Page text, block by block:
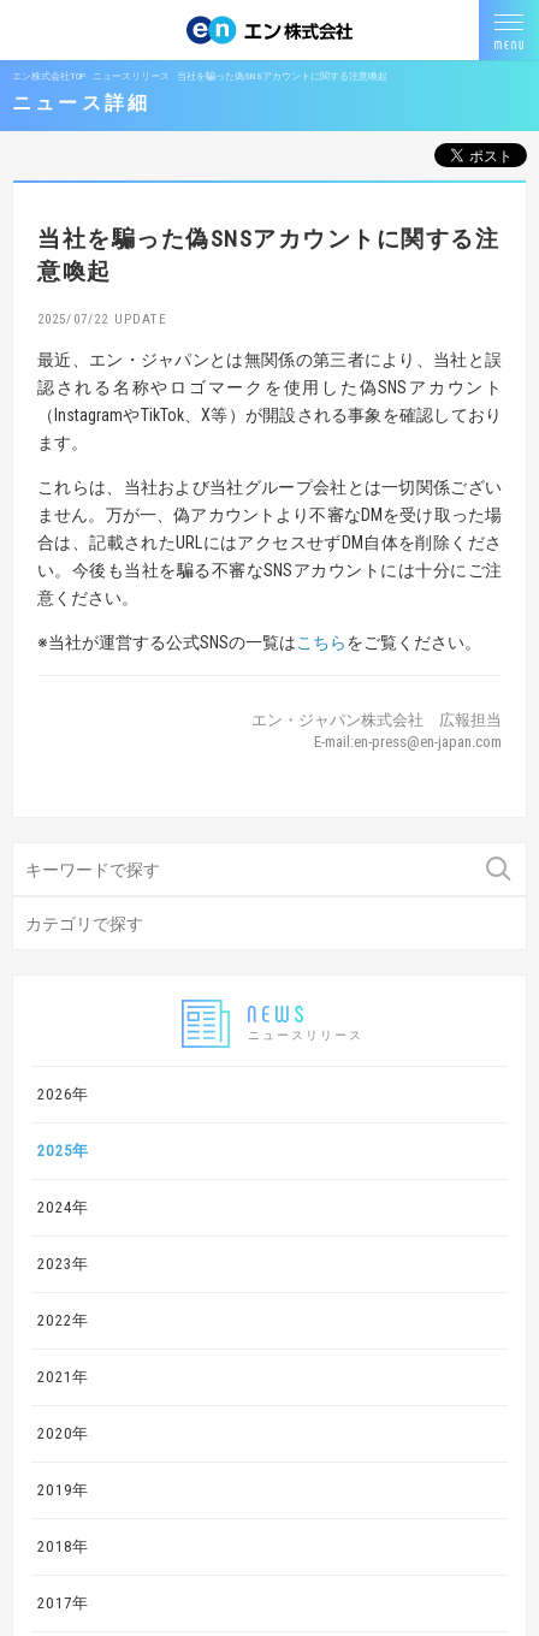
エン株式会社TOP ニュースリリース 当社を騙った偽SNSアカウントに関する注意喚起
ニュース詳細
ニュースリリース
2026年
2025年
2024年
2023年
2022年
2021年
2020年
2019年
2018年
2017年
当社を騙った偽SNSアカウントに関する注
意喚起
2025/07/22
最近、エン・ジャパンとは無関係の第三者により、当社と誤
認される名称やロゴマークを使用した偽SNSアカウント
（InstagramやTikTok、X等）が開設される事象を確認しており
ます。
これらは、当社および当社グループ会社とは一切関係ござい
ません。万が一、偽アカウントより不審なDMを受け取った場
合は、記載されたURLにはアクセスせずDM自体を削除くださ
い。今後も当社を騙る不審なSNSアカウントには十分にご注
意ください。
※当社が運営する公式SNSの一覧はこちらをご覧ください。
エン・ジャパン株式会社 広報担当
E-mail:en-press@en-japan.com